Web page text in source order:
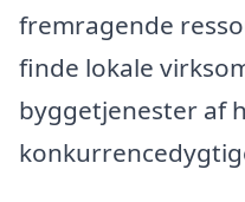
fremragende
finde lokale
byggetjenester af